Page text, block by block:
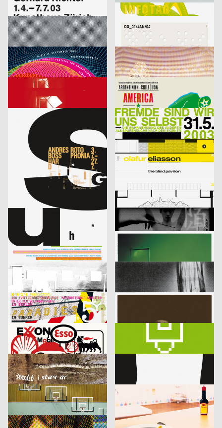
Richter
Infotag
labor b – Netzwerk für Gestaltung D
2003
Focus Award 2003 – Ausschreibung
designliga
2003
Veranstaltungsplakat Sylvester
Bringolf Irion Vögeli CH
2003
Fantoche 03
Sascha Brossmann, Heike Grebin, Matthias Hübner, Johanna Leuner D
2003
Von Fall zu Fall: lust.nl
blotto design tarzanundjane
America, Amerikkka
cyan (Daniela Haufe + Detlef Fiedler) D
2003
fremde sind wir uns selbst – ein interreligiöser dialog
cyan (Daniela Haufe + Detlef Fiedler) D
2003
20 Jahre Freunde guter Musik
cyan (Daniela Haufe + Detlef Fiedler) D
2003
cyan (Daniela Haufe + Detlef Fiedler) D
2003
better days
blotto design
2003
hesign D
2003
An Estranged Paradise
lmn
Musica Viva Konzert 26.02.2003
Marion Blomeyer
2003
Gedächtnisbilder
Fons Hickmann m23 D
2003
Die Toten
HardCase Design D
2003
Paradies No. 5
Franz Scholz D
2003
je besser man lebt…
11 Designer für Deutschland
Fons Hickmann m23 D
2003
Should i stay or should i go
2003
Kleidersammlung
2003
Leistungsgruppe Sport
Publicis Werbeagentur GmbH
2003
U-Boot
Fons Hickmann m23 D
2003
2003